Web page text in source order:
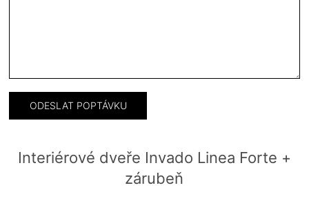
Interiérové dveře Invado Linea Forte +
zárubeň